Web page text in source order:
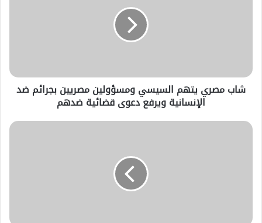
شاب مصري يتهم السيسي ومسؤولين مصريين بجرائم ضد
الإنسانية ويرفع دعوى قضائية ضدهم